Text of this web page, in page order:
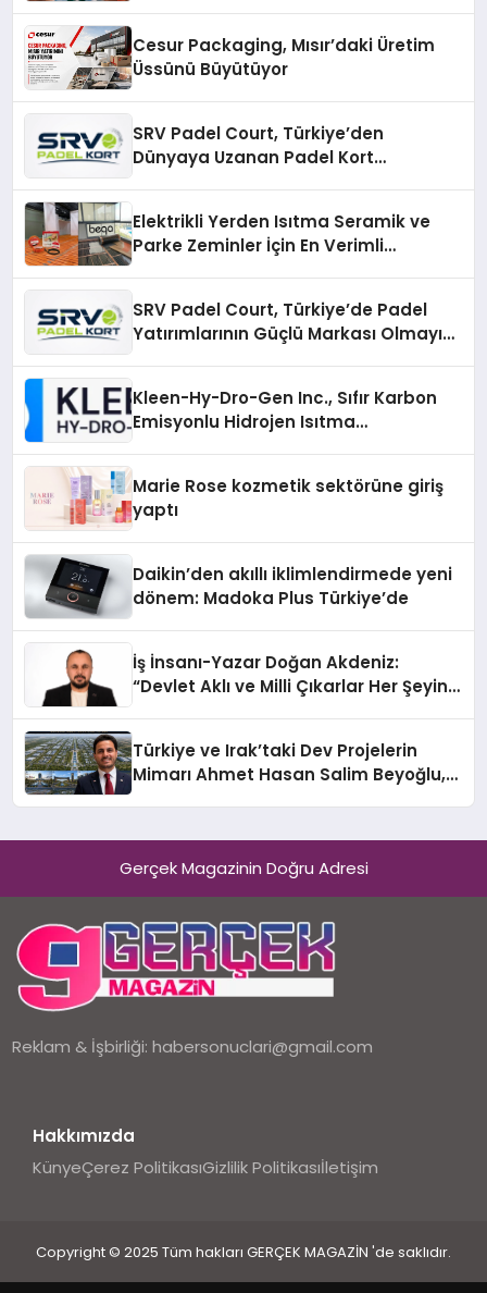
Cesur Packaging, Mısır’daki Üretim
Üssünü Büyütüyor
SRV Padel Court, Türkiye’den
Dünyaya Uzanan Padel Kort
Elektrikli Yerden Isıtma Seramik ve
Parke Zeminler İçin En Verimli
SRV Padel Court, Türkiye’de Padel
Yatırımlarının Güçlü Markası Olmayı
Kleen-Hy-Dro-Gen Inc., Sıfır Karbon
Emisyonlu Hidrojen Isıtma
Marie Rose kozmetik sektörüne giriş
yaptı
Daikin’den akıllı iklimlendirmede yeni
dönem: Madoka Plus Türkiye’de
İş İnsanı-Yazar Doğan Akdeniz:
“Devlet Aklı ve Milli Çıkarlar Her Şeyin
Türkiye ve Irak’taki Dev Projelerin
Mimarı Ahmet Hasan Salim Beyoğlu,
Hayata Geçirecek
Gerçek Magazinin Doğru Adresi
Reklam & İşbirliği:habersonuclari@gmail.com
Hakkımızda
KünyeÇerez PolitikasıGizlilik Politikasıİletişim
Copyright © 2025 Tüm hakları GERÇEK MAGAZİN 'de saklıdır.